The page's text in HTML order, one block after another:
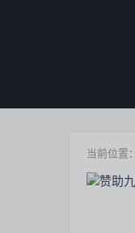
当前位置：